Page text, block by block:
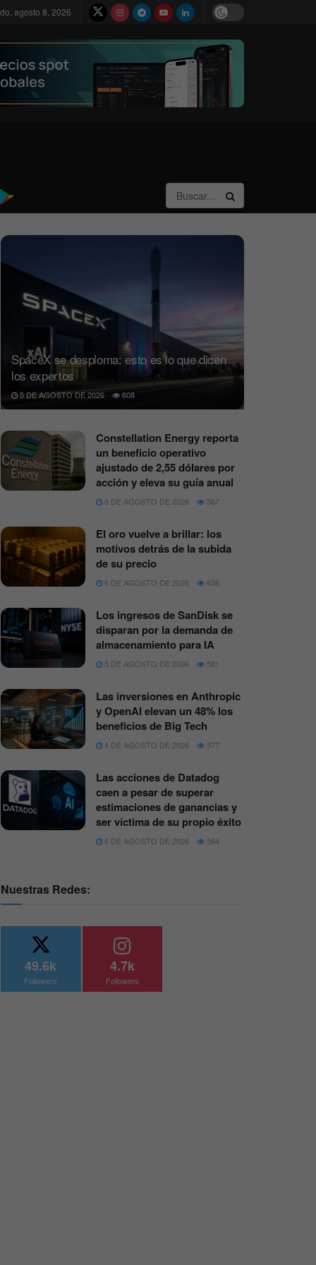
agosto 8, 2026
SpaceX se desploma: esto es lo que dicen
los expertos
5 DE AGOSTO DE 2026 608
Constellation Energy reporta
un beneficio operativo
ajustado de 2,55 dólares por
acción y eleva su guía anual
6 DE AGOSTO DE 2026 567
El oro vuelve a brillar: los
motivos detrás de la subida
de su precio
6 DE AGOSTO DE 2026 636
Los ingresos de SanDisk se
disparan por la demanda de
almacenamiento para IA
5 DE AGOSTO DE 2026 581
Las inversiones en Anthropic
y OpenAI elevan un 48% los
beneficios de Big Tech
4 DE AGOSTO DE 2026 577
Las acciones de Datadog
caen a pesar de superar
estimaciones de ganancias y
ser víctima de su propio éxito
6 DE AGOSTO DE 2026 564
Nuestras Redes:
49.6k
Followers
4.7k
Followers